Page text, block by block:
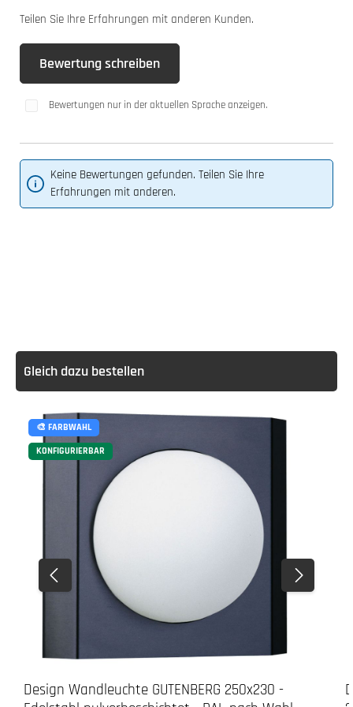
Teilen Sie Ihre Erfahrungen mit anderen Kunden.
Bewertung schreiben
Bewertungen nur in der aktuellen Sprache anzeigen.
Keine Bewertungen gefunden. Teilen Sie Ihre
Erfahrungen mit anderen.
Gleich dazu bestellen
🎨 FARBWAHL
KONFIGURIERBAR
Design Wandleuchte GUTENBERG 250x230 -